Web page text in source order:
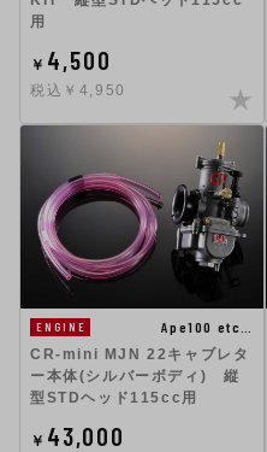
用
￥ 4,500
税込￥4,950
ENGINE
Ape100 etc…
CR-mini MJN 22キャブレタ
ー本体(シルバーボディ) 縦
型STDヘッド115cc用
￥ 43,000